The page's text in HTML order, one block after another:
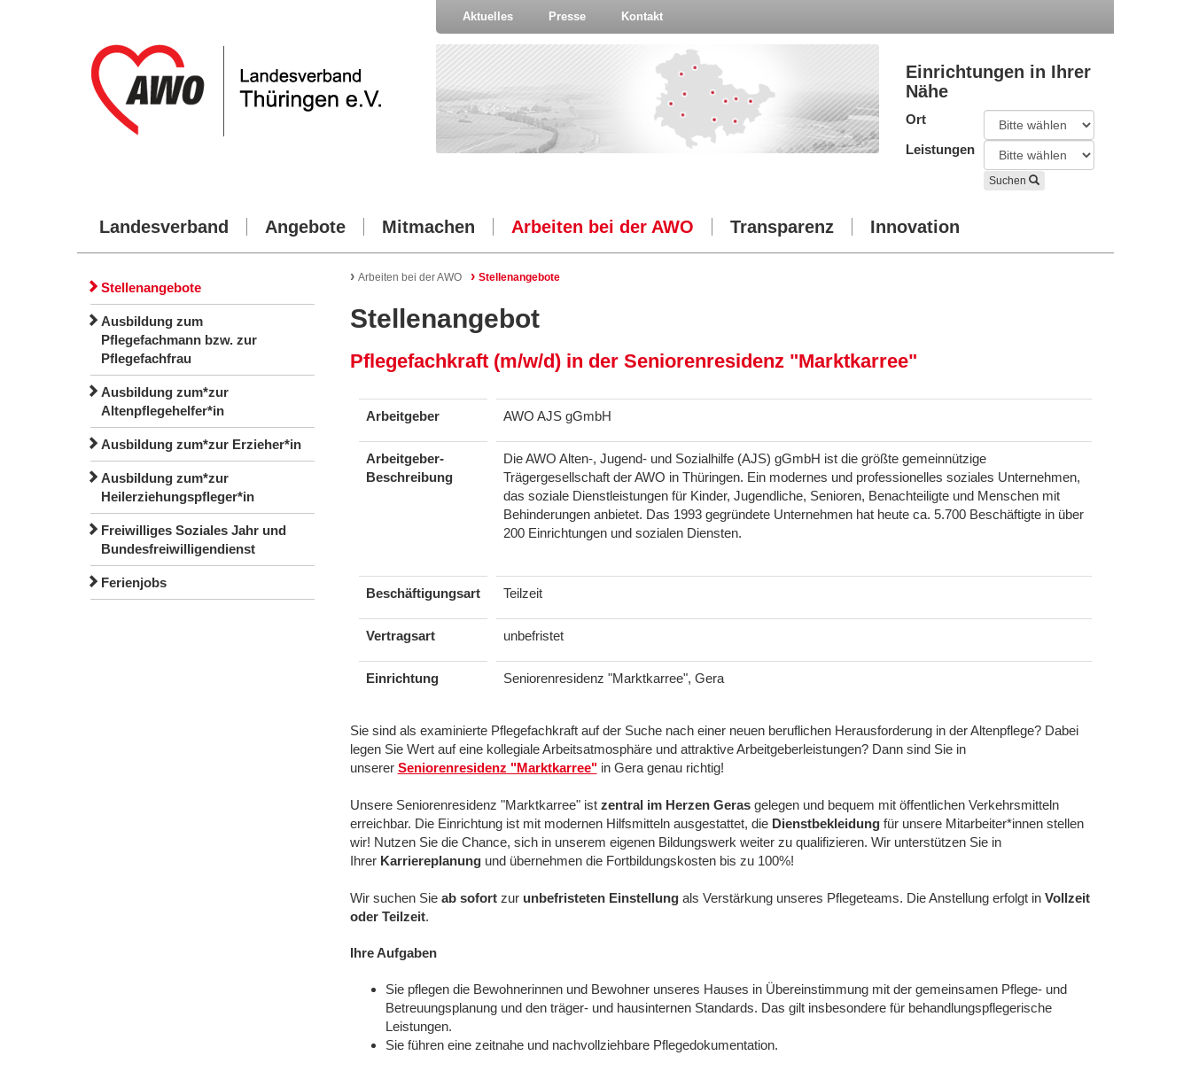
Aktuelles Presse Kontakt
Einrichtungen in Ihrer
Nähe
Ort
Leistungen
Suchen
Landesverband Angebote Mitmachen Arbeiten bei der AWO Transparenz Innovation
Stellenangebote
Ausbildung zum
Pflegefachmann bzw. zur
Pflegefachfrau
Ausbildung zum*zur
Altenpflegehelfer*in
Ausbildung zum*zur Erzieher*in
Ausbildung zum*zur
Heilerziehungspfleger*in
Freiwilliges Soziales Jahr und
Bundesfreiwilligendienst
Ferienjobs
› Arbeiten bei der AWO › Stellenangebote
Stellenangebot
Pflegefachkraft (m/w/d) in der Seniorenresidenz "Marktkarree"
Arbeitgeber AWO AJS gGmbH
Arbeitgeber-
Beschreibung
Die AWO Alten-, Jugend- und Sozialhilfe (AJS) gGmbH ist die größte gemeinnützige
Trägergesellschaft der AWO in Thüringen. Ein modernes und professionelles soziales Unternehmen,
das soziale Dienstleistungen für Kinder, Jugendliche, Senioren, Benachteiligte und Menschen mit
Behinderungen anbietet. Das 1993 gegründete Unternehmen hat heute ca. 5.700 Beschäftigte in über
200 Einrichtungen und sozialen Diensten.
Beschäftigungsart Teilzeit
Vertragsart unbefristet
Einrichtung Seniorenresidenz "Marktkarree", Gera
Sie sind als examinierte Pflegefachkraft auf der Suche nach einer neuen beruflichen Herausforderung in der Altenpflege? Dabei
legen Sie Wert auf eine kollegiale Arbeitsatmosphäre und attraktive Arbeitgeberleistungen? Dann sind Sie in
unserer Seniorenresidenz "Marktkarree"in Gera genau richtig!
Unsere Seniorenresidenz "Marktkarree" ist zentral im Herzen Gerasgelegen und bequem mit öffentlichen Verkehrsmitteln
erreichbar. Die Einrichtung ist mit modernen Hilfsmitteln ausgestattet, die Dienstbekleidungfür unsere Mitarbeiter*innen stellen
wir! Nutzen Sie die Chance, sich in unserem eigenen Bildungswerk weiter zu qualifizieren. Wir unterstützen Sie in
Ihrer Karriereplanungund übernehmen die Fortbildungskosten bis zu 100%!
Wir suchen Sie ab sofort zur unbefristeten Einstellungals Verstärkung unseres Pflegeteams. Die Anstellung erfolgt in Vollzeit
oder Teilzeit.
Ihre Aufgaben
Sie pflegen die Bewohnerinnen und Bewohner unseres Hauses in Übereinstimmung mit der gemeinsamen Pflege- und
Betreuungsplanung und den träger- und hausinternen Standards. Das gilt insbesondere für behandlungspflegerische
Leistungen.
Sie führen eine zeitnahe und nachvollziehbare Pflegedokumentation.